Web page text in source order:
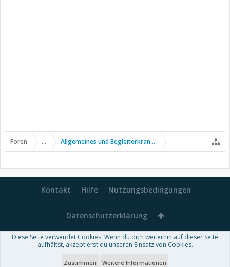
Foren ... Allgemeines und Begleiterkrankungen
Kontakt Hilfe Nutzungsbedingungen
Datenschutzerklärung
Forum software by XenForo™-Deutsch von xenDach
Theme designed byThemeHouse
Diese Seite verwendet Cookies. Wenn du dich weiterhin auf dieser Seite
aufhältst, akzeptierst du unseren Einsatz von Cookies.
Zustimmen Weitere Informationen